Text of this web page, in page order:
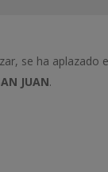
se ha aplazado
JUAN.